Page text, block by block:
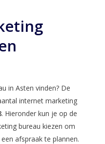
in Asten vinden? De
internet marketing
. Hieronder kun je op de
bureau kiezen om
afspraak te plannen.